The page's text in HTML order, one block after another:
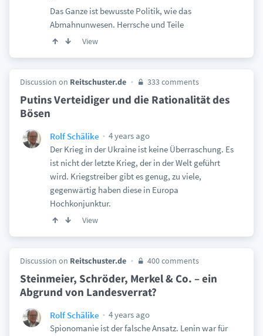
Das Ganze ist bewusste Politik, wie das
Abmahnunwesen. Herrsche und Teile
View
Discussion on Reitschuster.de 333 comments
Putins Verteidiger und die Rationalität des
Bösen
Rolf Schälike
4 years ago
Der Krieg in der Ukraine ist keine Überraschung. Es
ist nicht der letzte Krieg, der in der Welt geführt
wird. Kriegstreiber gibt es genug, zu viele,
gegenwärtig haben diese in Europa
Hochkonjunktur.
View
Discussion on Reitschuster.de 400 comments
Steinmeier, Schröder, Merkel & Co. – ein
Abgrund von Landesverrat?
Rolf Schälike
4 years ago
Spionomanie ist der falsche Ansatz. Lenin war für